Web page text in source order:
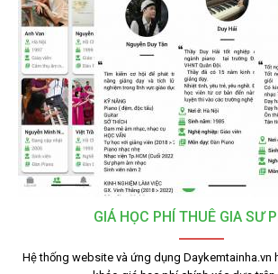
GIÁ HỌC PHÍ THUÊ GIA SƯ
Hệ thống website và ứng dụng Daykemtainha.vn